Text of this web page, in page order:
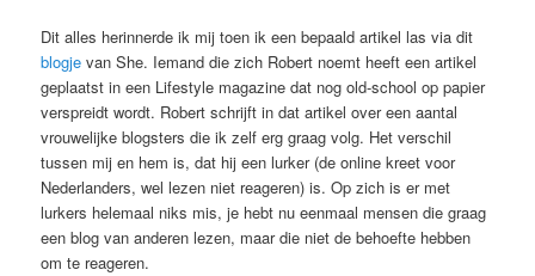
Dit alles herinnerde ik mij toen ik een bepaald artikel las via dit
blogje van She. Iemand die zich Robert noemt heeft een artikel
geplaatst in een Lifestyle magazine dat nog old-school op papier
verspreidt wordt. Robert schrijft in dat artikel over een aantal
vrouwelijke blogsters die ik zelf erg graag volg. Het verschil
tussen mij en hem is, dat hij een lurker (de online kreet voor
Nederlanders, wel lezen niet reageren) is. Op zich is er met
lurkers helemaal niks mis, je hebt nu eenmaal mensen die graag
een blog van anderen lezen, maar die niet de behoefte hebben
om te reageren.